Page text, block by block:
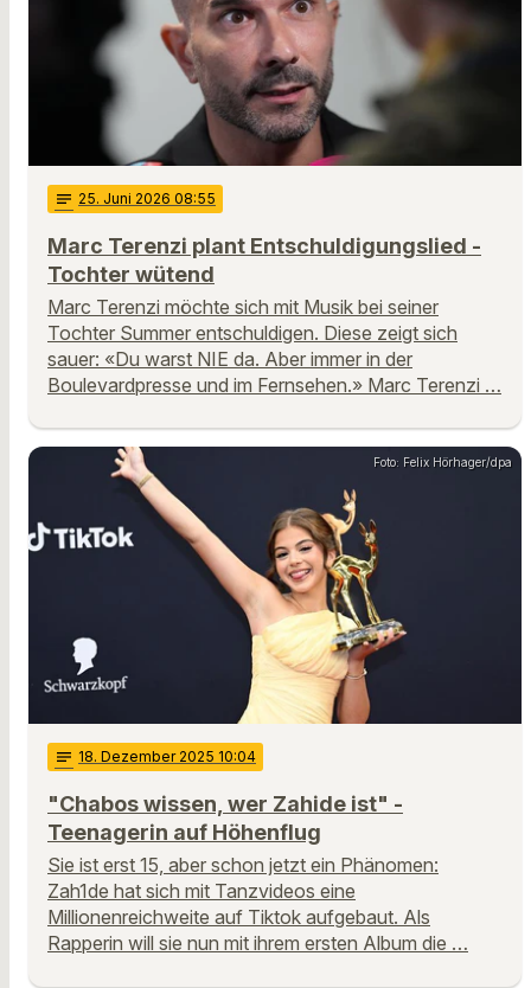
notes 25. Juni 2026 08:55
Marc Terenzi plant Entschuldigungslied -
Tochter wütend
Marc Terenzi möchte sich mit Musik bei seiner
Tochter Summer entschuldigen. Diese zeigt sich
sauer: «Du warst NIE da. Aber immer in der
Boulevardpresse und im Fernsehen.» Marc Terenzi …
Foto: Felix Hörhager/dpa
notes 18. Dezember 2025 10:04
"Chabos wissen, wer Zahide ist" -
Teenagerin auf Höhenflug
Sie ist erst 15, aber schon jetzt ein Phänomen:
Zah1de hat sich mit Tanzvideos eine
Millionenreichweite auf Tiktok aufgebaut. Als
Rapperin will sie nun mit ihrem ersten Album die …